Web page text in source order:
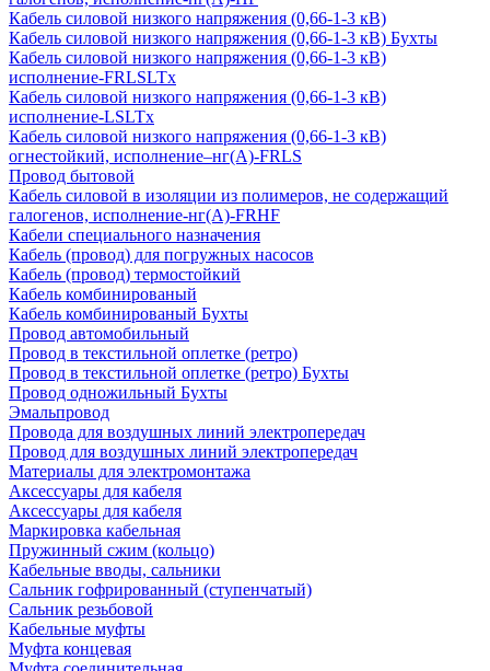
Кабель силовой низкого напряжения (0,66-1-3 кВ)
Кабель силовой низкого напряжения (0,66-1-3 кВ) Бухты
Кабель силовой низкого напряжения (0,66-1-3 кВ)
исполнение-FRLSLTx
Кабель силовой низкого напряжения (0,66-1-3 кВ)
исполнение-LSLTx
Кабель силовой низкого напряжения (0,66-1-3 кВ)
огнестойкий, исполнение–нг(А)-FRLS
Провод бытовой
Кабель силовой в изоляции из полимеров, не содержащий
галогенов, исполнение-нг(А)-FRHF
Кабели специального назначения
Кабель (провод) для погружных насосов
Кабель (провод) термостойкий
Кабель комбинированый
Кабель комбинированый Бухты
Провод автомобильный
Провод в текстильной оплетке (ретро)
Провод в текстильной оплетке (ретро) Бухты
Провод одножильный Бухты
Эмальпровод
Провода для воздушных линий электропередач
Провод для воздушных линий электропередач
Материалы для электромонтажа
Аксессуары для кабеля
Аксессуары для кабеля
Маркировка кабельная
Пружинный сжим (кольцо)
Кабельные вводы, сальники
Сальник гофрированный (ступенчатый)
Сальник резьбовой
Кабельные муфты
Муфта концевая